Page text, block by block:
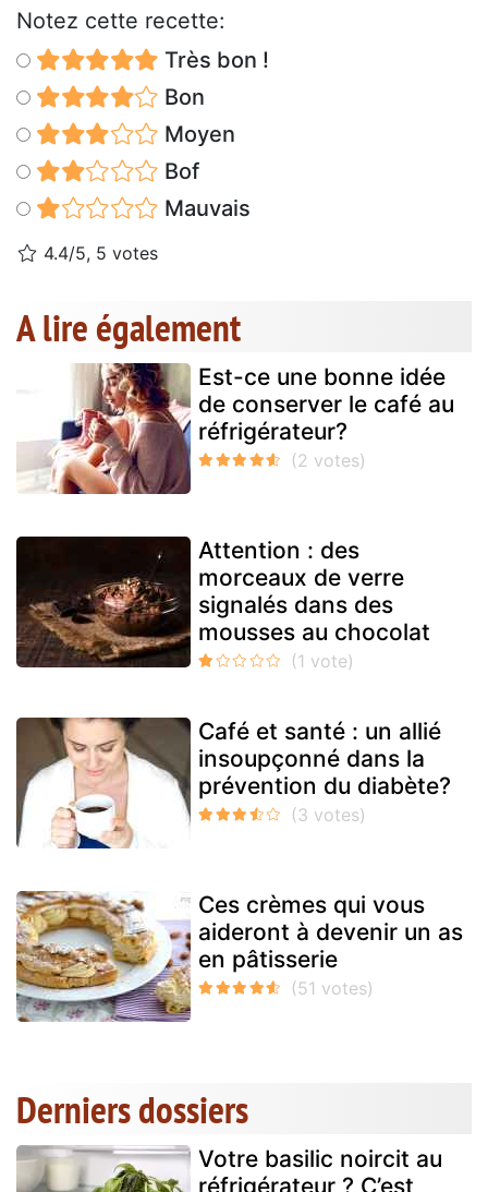
Notez cette recette:
Très bon !
Bon
Moyen
Bof
Mauvais
4.4/5, 5 votes
A lire également
Est-ce une bonne idée
de conserver le café au
réfrigérateur?
Attention : des
morceaux de verre
signalés dans des
mousses au chocolat
Café et santé : un allié
insoupçonné dans la
prévention du diabète?
Ces crèmes qui vous
aideront à devenir un as
en pâtisserie
Derniers dossiers
Votre basilic noircit au
réfrigérateur ? C’est